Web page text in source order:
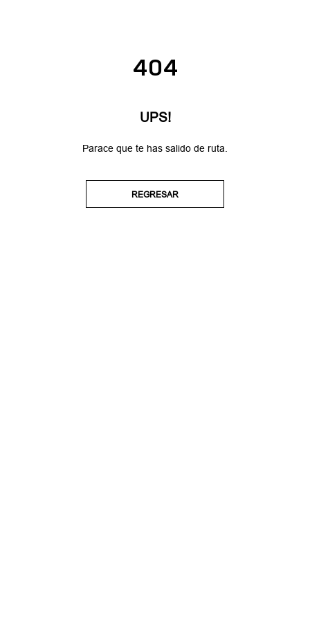
404
UPS!
Parace que te has salido de ruta.
REGRESAR